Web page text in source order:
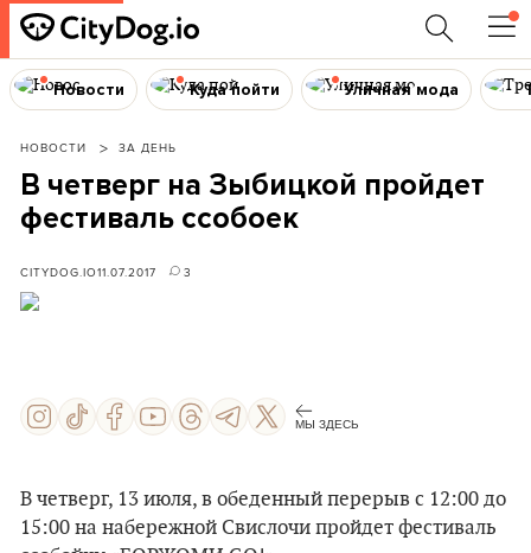
Новости Куда пойти Уличная мода
НОВОСТИ ЗА ДЕНЬ
В четверг на Зыбицкой пройдет
фестиваль ссобоек
CITYDOG.IO11.07.2017 3
МЫ ЗДЕСЬ
В четверг, 13 июля, в обеденный перерыв с 12:00 до
15:00 на набережной Свислочи пройдет фестиваль